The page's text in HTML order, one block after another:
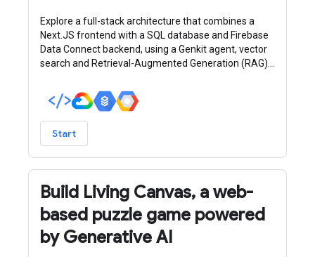
Explore a full-stack architecture that combines a
Next.JS frontend with a SQL database and Firebase
Data Connect backend, using a Genkit agent, vector
search and Retrieval-Augmented Generation (RAG)
Start
Build Living Canvas, a web-
based puzzle game powered
by Generative AI